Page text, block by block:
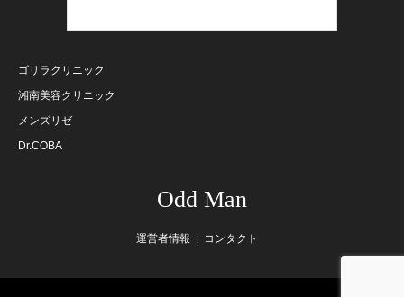
ゴリラクリニック
湘南美容クリニック
メンズリゼ
Dr.COBA
Odd Man
運営者情報 コンタクト